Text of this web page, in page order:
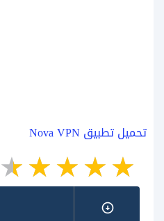
تحميل تطبيق Nova VPN